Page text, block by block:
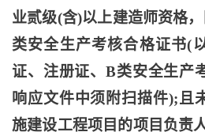
业贰级(含)以上建造师资格
类安全生产考核合格证书(
证、注册证、B类安全生产
响应文件中须附扫描件);且
施建设工程项目的项目负责